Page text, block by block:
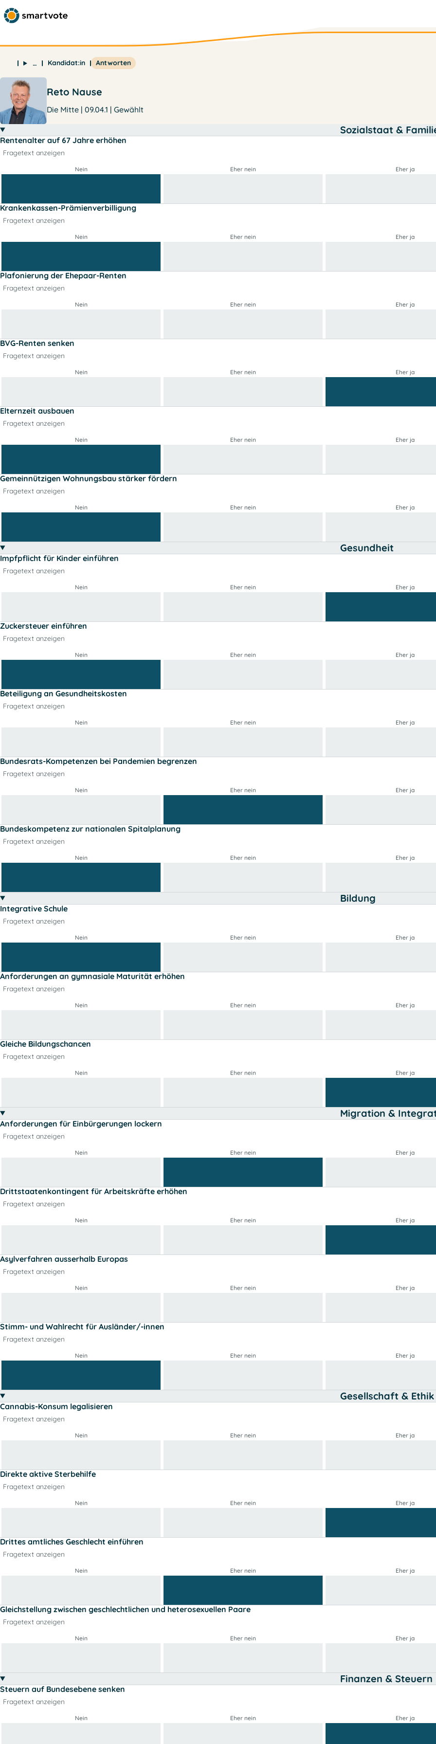
… Kandidat:in Antworten
Reto Nause
Die Mitte | 09.04.1 | Gewählt
Sozialstaat &
Rentenalter auf 67 Jahre erhöhen
Fragetext anzeigen
Nein Eher nein Eher ja
Krankenkassen-Prämienverbilligung
Fragetext anzeigen
Nein Eher nein Eher ja
Plafonierung der Ehepaar-Renten
Fragetext anzeigen
Nein Eher nein Eher ja
BVG-Renten senken
Fragetext anzeigen
Nein Eher nein Eher ja
Elternzeit ausbauen
Fragetext anzeigen
Nein Eher nein Eher ja
Gemeinnützigen Wohnungsbau stärker fördern
Fragetext anzeigen
Nein Eher nein Eher ja
Gesundheit
Impfpflicht für Kinder einführen
Fragetext anzeigen
Nein Eher nein Eher ja
Zuckersteuer einführen
Fragetext anzeigen
Nein Eher nein Eher ja
Beteiligung an Gesundheitskosten
Fragetext anzeigen
Nein Eher nein Eher ja
Bundesrats-Kompetenzen bei Pandemien begrenzen
Fragetext anzeigen
Nein Eher nein Eher ja
Bundeskompetenz zur nationalen Spitalplanung
Fragetext anzeigen
Nein Eher nein Eher ja
Bildung
Integrative Schule
Fragetext anzeigen
Nein Eher nein Eher ja
Anforderungen an gymnasiale Maturität erhöhen
Fragetext anzeigen
Nein Eher nein Eher ja
Gleiche Bildungschancen
Fragetext anzeigen
Nein Eher nein Eher ja
Migration &
Anforderungen für Einbürgerungen lockern
Fragetext anzeigen
Nein Eher nein Eher ja
Drittstaatenkontingent für Arbeitskräfte erhöhen
Fragetext anzeigen
Nein Eher nein Eher ja
Asylverfahren ausserhalb Europas
Fragetext anzeigen
Nein Eher nein Eher ja
Stimm- und Wahlrecht für Ausländer/-innen
Fragetext anzeigen
Nein Eher nein Eher ja
Gesellschaft & Ethik
Cannabis-Konsum legalisieren
Fragetext anzeigen
Nein Eher nein Eher ja
Direkte aktive Sterbehilfe
Fragetext anzeigen
Nein Eher nein Eher ja
Drittes amtliches Geschlecht einführen
Fragetext anzeigen
Nein Eher nein Eher ja
Gleichstellung zwischen geschlechtlichen und heterosexuellen Paare
Fragetext anzeigen
Nein Eher nein Eher ja
Finanzen & Steuern
Steuern auf Bundesebene senken
Fragetext anzeigen
Nein Eher nein Eher ja